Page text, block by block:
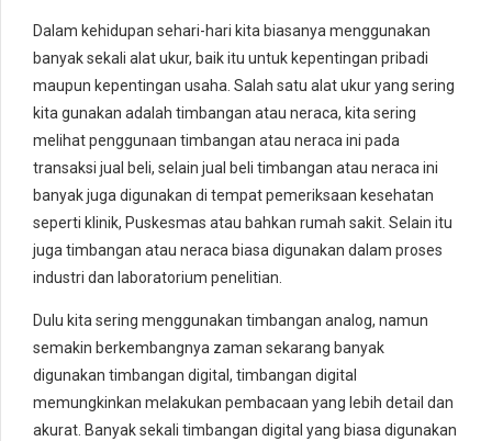
Dalam kehidupan sehari-hari kita biasanya menggunakan
banyak sekali alat ukur, baik itu untuk kepentingan pribadi
maupun kepentingan usaha. Salah satu alat ukur yang sering
kita gunakan adalah timbangan atau neraca, kita sering
melihat penggunaan timbangan atau neraca ini pada
transaksi jual beli, selain jual beli timbangan atau neraca ini
banyak juga digunakan di tempat pemeriksaan kesehatan
seperti klinik, Puskesmas atau bahkan rumah sakit. Selain itu
juga timbangan atau neraca biasa digunakan dalam proses
industri dan laboratorium penelitian.
Dulu kita sering menggunakan timbangan analog, namun
semakin berkembangnya zaman sekarang banyak
digunakan timbangan digital, timbangan digital
memungkinkan melakukan pembacaan yang lebih detail dan
akurat. Banyak sekali timbangan digital yang biasa digunakan